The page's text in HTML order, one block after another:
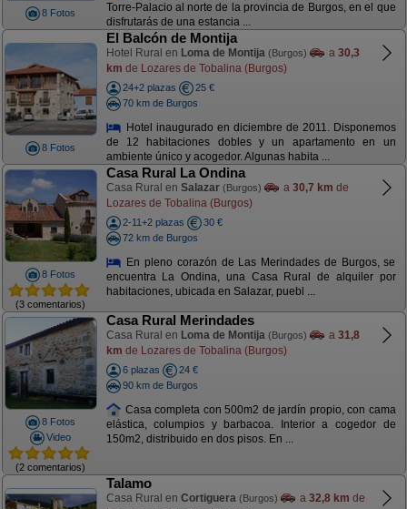
8 Fotos
Torre-Palacio al norte de la provincia de Burgos, en el que
disfrutarás de una estancia ...
8 Fotos
El Balcón de Montija
Hotel Rural en Loma de Montija (Burgos) a 30,3
km de Lozares de Tobalina (Burgos)
24+2 plazas
25 €
70 km de Burgos
Hotel inaugurado en diciembre de 2011. Disponemos
de 12 habitaciones dobles y un apartamento en un
ambiente único y acogedor. Algunas habita ...
8 Fotos
(3 comentarios)
Casa Rural La Ondina
Casa Rural en Salazar (Burgos) a 30,7 km de
Lozares de Tobalina (Burgos)
2-11+2 plazas
30 €
72 km de Burgos
En pleno corazón de Las Merindades de Burgos, se
encuentra La Ondina, una Casa Rural de alquiler por
habitaciones, ubicada en Salazar, puebl ...
8 Fotos
Video
(2 comentarios)
Casa Rural Merindades
Casa Rural en Loma de Montija (Burgos) a 31,8
km de Lozares de Tobalina (Burgos)
6 plazas
24 €
90 km de Burgos
Casa completa con 500m2 de jardín propio, con cama
elástica, columpios y barbacoa. Interior a cogedor de
150m2, distribuido en dos pisos. En ...
Talamo
Casa Rural en Cortiguera (Burgos) a 32,8 km de